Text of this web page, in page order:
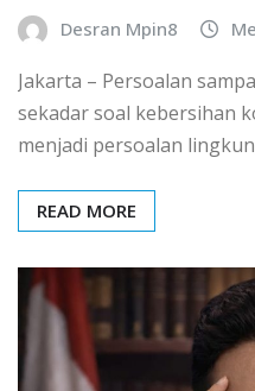
Desran Mpin8
Jakarta – Persoalan
sekadar soal kebersihan
menjadi persoalan
READ MORE